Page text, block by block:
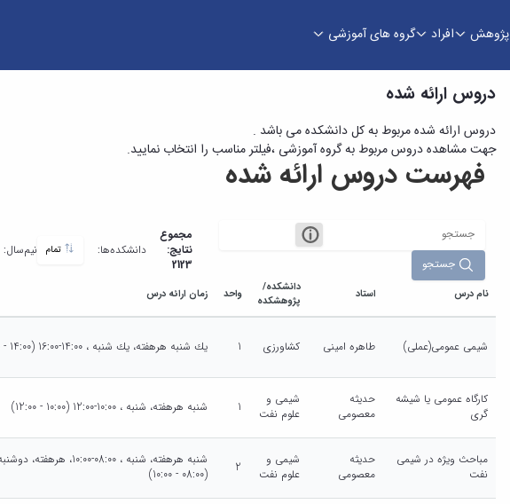
پژوهش افراد گروه های آموزشی
دروس ارائه شده
دروس ارائه شده مربوط به کل دانشکده می باشد .
جهت مشاهده دروس مربوط به گروه آموزشی ،فیلتر مناسب را انتخاب نمایید.
فهرست دروس ارائه شده
جستجو
مجموع
نتایج:
2123
دانشکده‌ها: نیم‌سال:
نام درس استاد
دانشکده/
پژوهشکده
واحد زمان ارائه درس
شیمی عمومی(عملی) طاهره امینی کشاورزی 1 يك شنبه هرهفته، يك شنبه ، 14:00-16:00 (14:00 - 16:00)
کارگاه عمومی یا شیشه
گری
حدیثه
معصومی
شیمی و
علوم نفت
1 شنبه هرهفته، شنبه ، 10:00-12:00 (10:00 - 12:00)
مباحث ویژه در شیمی
نفت
حدیثه
معصومی
شیمی و
علوم نفت
2
(08:00 - 10:00)